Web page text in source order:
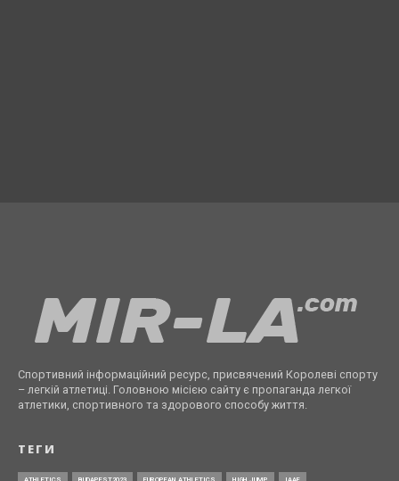
Спортивний інформаційний ресурс, присвячений Королеві спорту
– легкій атлетиці. Головною місією сайту є пропаганда легкої
атлетики, спортивного та здорового способу життя.
ТЕГИ
ATHLETICS BUDAPEST2023 EUROPEAN ATHLETICS HIGH JUMP IAAF